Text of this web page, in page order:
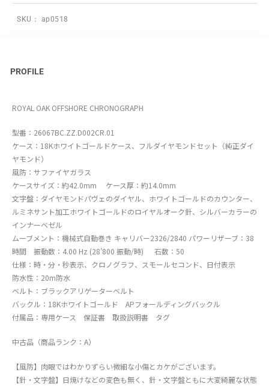
SKU： ap0518
PROFILE
ROYAL OAK OFFSHORE CHRONOGRAPH
型番：26067BC.ZZ.D002CR.01
ケース：18Kホワイトゴールドケース、フルダイヤモンドセット（純正ダイ
ヤモンド）
風防：サファイヤガラス
ケースサイズ：約42.0mm ケース厚：約14.0mm
文字盤：ダイヤモンドパヴェのダイヤル、ホワイトゴールドのカウンター、
ルミネサント加工ホワイトゴールドのロイヤルオーク針、シルバーカラーの
インナーベゼル
ムーブメント：機械式自動巻き キャリバー2326/2840 パワーリザーブ：38
時間 振動数：4.00 Hz (28’800 振動/時) 石数：50
仕様：時・分・秒表示、クロノグラフ、スモールセコンド、日付表示
防水性：20m防水
ベルト：ブラックアリゲーターベルト
バックル：18Kホワイトゴールド APフォールディングバックル
付属品：専用ケース 保証書 取扱説明書 タグ
中古品（商品ランク：A）
【風防】肉眼ではわかりずらい微細な小傷とカケがございます。
【針・文字盤】日焼けなどの変色も無く、針・文字盤ともに大変綺麗な状態